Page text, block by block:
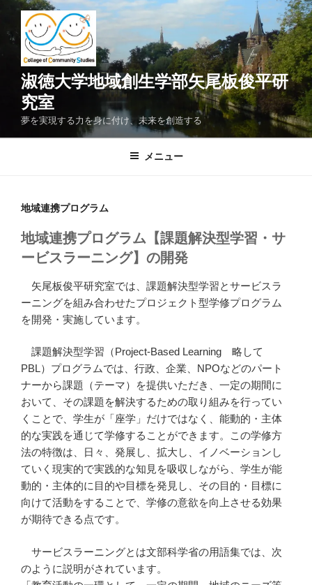
ン
ッ
淑徳大学地域創生学部矢尾板俊平研
究室
夢を実現する力を身に付け、未来を創造する
メニュー
地域連携プログラム
地域連携プログラム【課題解決型学習・サ
ービスラーニング】の開発
矢尾板俊平研究室では、課題解決型学習とサービスラ
ーニングを組み合わせたプロジェクト型学修プログラム
を開発・実施しています。
課題解決型学習（Project-Based Learning 略して
PBL）プログラムでは、行政、企業、NPOなどのパート
ナーから課題（テーマ）を提供いただき、一定の期間に
おいて、その課題を解決するための取り組みを行ってい
くことで、学生が「座学」だけではなく、能動的・主体
的な実践を通じて学修することができます。この学修方
法の特徴は、日々、発展し、拡大し、イノベーションし
ていく現実的で実践的な知見を吸収しながら、学生が能
動的・主体的に目的や目標を発見し、その目的・目標に
向けて活動をすることで、学修の意欲を向上させる効果
が期待できる点です。
サービスラーニングとは文部科学省の用語集では、次
のように説明がされています。